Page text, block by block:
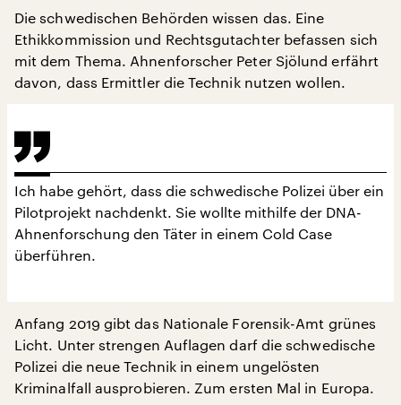
Die schwedischen Behörden wissen das. Eine
Ethikkommission und Rechtsgutachter befassen sich
mit dem Thema. Ahnenforscher Peter Sjölund erfährt
davon, dass Ermittler die Technik nutzen wollen.
Ich habe gehört, dass die schwedische Polizei über ein
Pilotprojekt nachdenkt. Sie wollte mithilfe der DNA-
Ahnenforschung den Täter in einem Cold Case
überführen.
Anfang 2019 gibt das Nationale Forensik-Amt grünes
Licht. Unter strengen Auflagen darf die schwedische
Polizei die neue Technik in einem ungelösten
Kriminalfall ausprobieren. Zum ersten Mal in Europa.